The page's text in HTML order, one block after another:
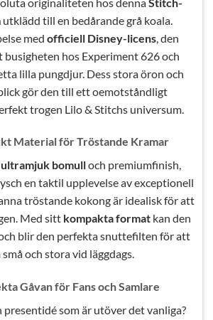
utklädd till en bedårande grå koala.
med officiell Disney-licens , den
hos Experiment 626 och
lilla pungdjur. Dess stora öron och
gör den till ett oemotståndligt
trogen Lilo & Stitchs universum.
Material för Tröstande Kramar
ultramjuk bomulloch premiumfinish,
en taktil upplevelse av exceptionell
tröstande kokong är idealisk för att
Med sitt kompakta format kan den
blir den perfekta snuttefilten för att
små och stora vid läggdags.
Gåvan för Fans och Samlare
presentidé som är utöver det vanliga?